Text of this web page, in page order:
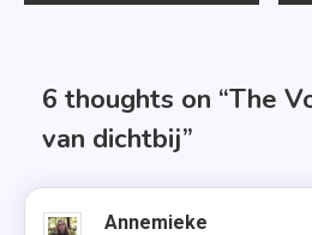
6 thoughts on “The
van dichtbij”
Annemieke